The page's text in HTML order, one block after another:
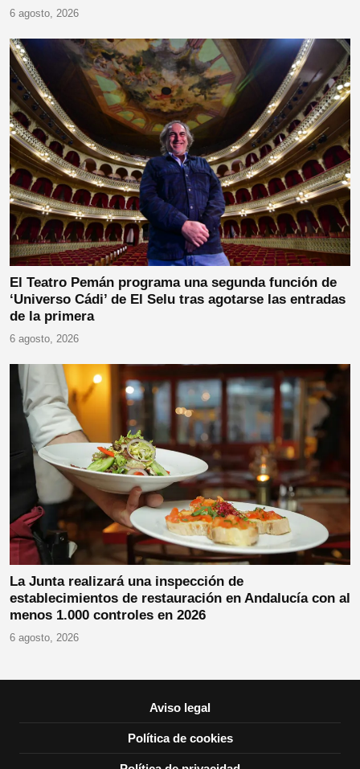
6 agosto, 2026
El Teatro Pemán programa una segunda función de
‘Universo Cádi’ de El Selu tras agotarse las entradas
de la primera
6 agosto, 2026
La Junta realizará una inspección de
establecimientos de restauración en Andalucía con al
menos 1.000 controles en 2026
6 agosto, 2026
Aviso legal
Política de cookies